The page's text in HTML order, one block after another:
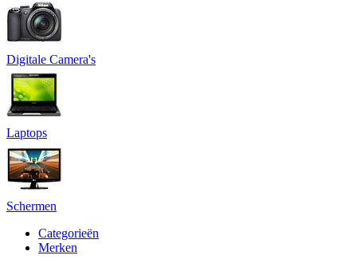
Digitale Camera's
Laptops
Schermen
Categorieën
Merken